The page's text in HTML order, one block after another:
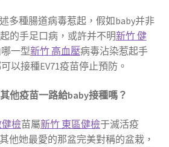
多種腸道病毒惹起，假如baby并非
的手足口病，或許并不明新竹 健
一型新竹 高血壓病毒沾染惹起手
以接種EV71疫苗停止預防。
他疫苗一路給baby接種嗎？
檢苗屬新竹 東區健檢于滅活疫
他她最愛的那盆完美對稱的盆栽，